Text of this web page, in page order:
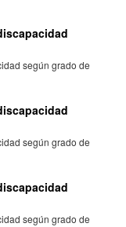
según grado de
según grado de
según grado de